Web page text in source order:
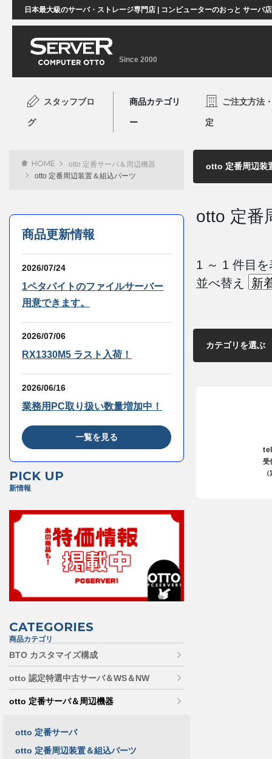
日本最大級のサーバ・ストレージ専門店 | コンピューターのおっと サーバ
Since 2000
スタッフブロ
グ
商品カテゴリ
ー
ご注文方法
定
otto 定番
1 ～ 1 件目
並べ替え
受
HOME
otto 定番サーバ＆周辺機器
otto 定番周辺装置＆組込パーツ
商品更新情報
2026/07/24
1ペタバイトのファイルサーバー
用意できます。
2026/07/06
RX1330M5 ラスト入荷！
2026/06/16
業務用PC取り扱い数量増加中！
一覧を見る
PICK UP
新情報
CATEGORIES
商品カテゴリ
BTO カスタマイズ構成
otto 認定特選中古サーバ＆WS＆NW
otto 定番サーバ＆周辺機器
otto 定番サーバ
otto 定番周辺装置＆組込パーツ